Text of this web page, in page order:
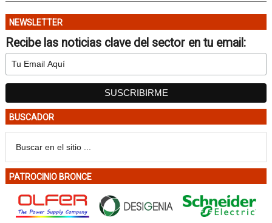
NEWSLETTER
Recibe las noticias clave del sector en tu email:
BUSCADOR
PATROCINIO BRONCE